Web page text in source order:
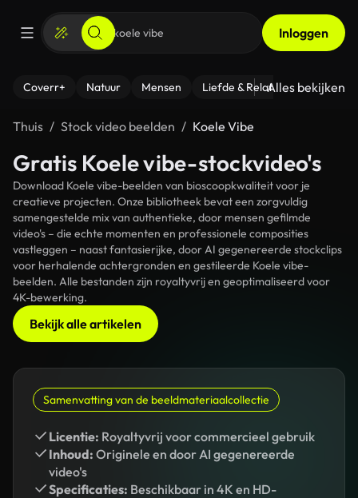
Inloggen
Coverr+ Natuur Mensen Liefde & Relaties - Fitness
Alles bekijken
Thuis Stock video beelden Koele Vibe
Gratis Koele vibe-stockvideo's
Download Koele vibe-beelden van bioscoopkwaliteit voor je
creatieve projecten. Onze bibliotheek bevat een zorgvuldig
samengestelde mix van authentieke, door mensen gefilmde
video's – die echte momenten en professionele composities
vastleggen – naast fantasierijke, door AI gegenereerde stockclips
voor herhalende achtergronden en gestileerde Koele vibe-
beelden. Alle bestanden zijn royaltyvrij en geoptimaliseerd voor
4K-bewerking.
Bekijk alle artikelen
Samenvatting van de beeldmateriaalcollectie
Licentie: Royaltyvrij voor commercieel gebruik
Inhoud: Originele en door AI gegenereerde
video's
Specificaties: Beschikbaar in 4K en HD-